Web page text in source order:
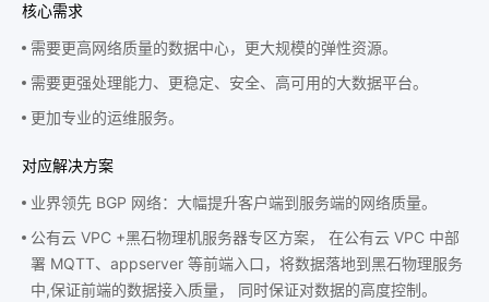
核心需求
需要更高网络质量的数据中心，更大规模的弹性资源。
需要更强处理能力、更稳定、安全、高可用的大数据平台。
更加专业的运维服务。
对应解决方案
业界领先 BGP 网络：大幅提升客户端到服务端的网络质量。
公有云 VPC +黑石物理机服务器专区方案， 在公有云 VPC 中部
署 MQTT、appserver 等前端入口，将数据落地到黑石物理服务
中,保证前端的数据接入质量， 同时保证对数据的高度控制。